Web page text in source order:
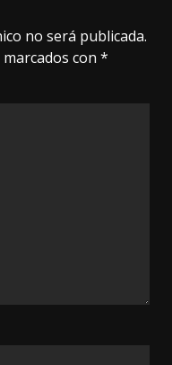
no será publicada.
con *